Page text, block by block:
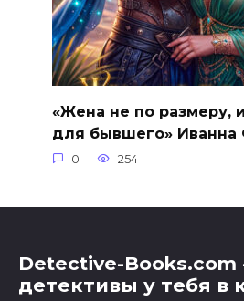
«Жена не по размеру,
для бывшего» Иванна
0 254
Detective-
детективы у тебя в